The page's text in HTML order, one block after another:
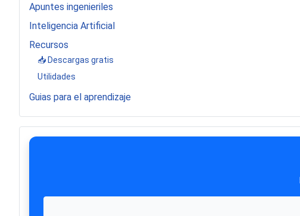
Apuntes ingenieriles
Inteligencia Artificial
Recursos
📥 Descargas gratis
Utilidades
Guias para el aprendizaje